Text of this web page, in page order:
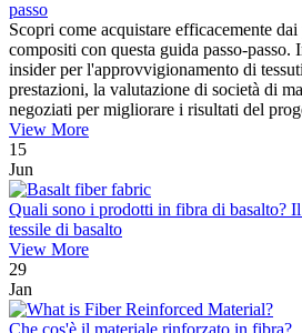
passo
Scopri come acquistare efficacemente
compositi con questa guida passo-passo.
insider per l'approvvigionamento di
prestazioni, la valutazione di società di
negoziati per migliorare i risultati del
View More
15
Jun
Quali sono i prodotti in fibra di basalto?
tessile di basalto
View More
29
Jan